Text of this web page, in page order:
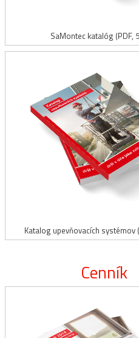
SaMontec katalóg (PDF,
Katalog upevňovacích systémov
Cenník